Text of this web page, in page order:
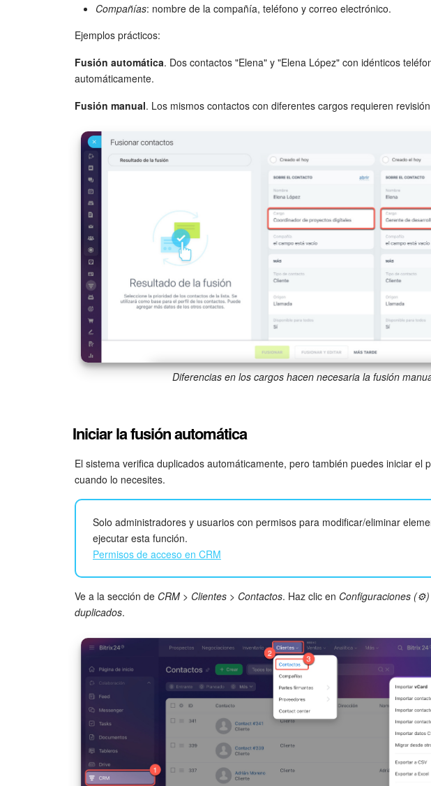
Compañías: nombre de la compañía, teléfono y correo electrónico.
Ejemplos prácticos:
Fusión automática. Dos contactos "Elena" y "Elena López" con idénticos
automáticamente.
Fusión manual. Los mismos contactos con diferentes cargos requieren
Diferencias en los cargos hacen necesaria la fusión
Iniciar la fusión automática
El sistema verifica duplicados automáticamente, pero también puedes iniciar el
cuando lo necesites.
Solo administradores y usuarios con permisos para modificar/eliminar
ejecutar esta función.
Permisos de acceso en CRM
Ve a la sección de CRM > Clientes > Contactos. Haz clic en Configuraciones (⚙️)
duplicados.